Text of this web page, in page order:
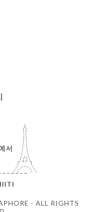
- ALL RIGHTS
서